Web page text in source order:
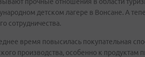
детском лагере в Вонсане. А
сотрудничества.
время повысилась покупательная
производства, особенно к продуктам